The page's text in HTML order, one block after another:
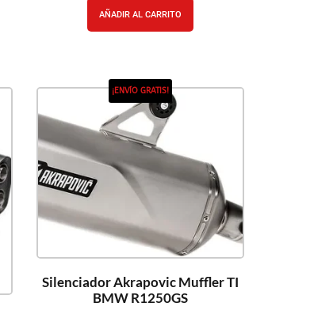
AÑADIR AL CARRITO
¡ENVÍO GRATIS!
Silenciador Akrapovic Muffler TI
BMW R1250GS